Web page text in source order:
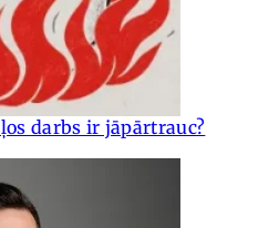
darbs ir jāpārtrauc?